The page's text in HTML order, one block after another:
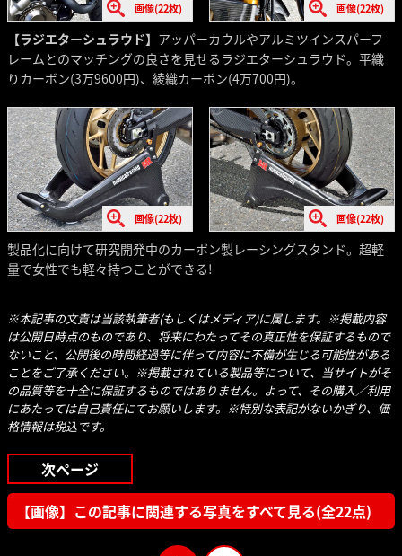
画像(22枚) 画像(22枚)
【ラジエターシュラウド】 アッパーカウルやアルミツインスパーフ
レームとのマッチングの良さを見せるラジエターシュラウド。平織
りカーボン(3万9600円)、綾織カーボン(4万700円)。
画像(22枚) 画像(22枚)
製品化に向けて研究開発中のカーボン製レーシングスタンド。超軽
量で女性でも軽々持つことができる!
※本記事の文責は当該執筆者(もしくはメディア)に属します。※掲載内容
は公開日時点のものであり、将来にわたってその真正性を保証するもので
ないこと、公開後の時間経過等に伴って内容に不備が生じる可能性がある
ことをご了承ください。※掲載されている製品等について、当サイトがそ
の品質等を十全に保証するものではありません。よって、その購入／利用
にあたっては自己責任にてお願いします。※特別な表記がないかぎり、価
格情報は税込です。
次ページ
【画像】この記事に関連する写真をすべて見る(全22点)